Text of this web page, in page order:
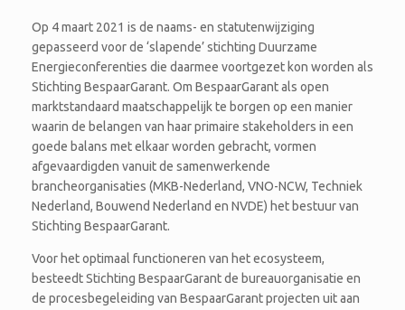
Op 4 maart 2021 is de naams- en statutenwijziging
gepasseerd voor de ‘slapende’ stichting Duurzame
Energieconferenties die daarmee voortgezet kon worden als
Stichting BespaarGarant. Om BespaarGarant als open
marktstandaard maatschappelijk te borgen op een manier
waarin de belangen van haar primaire stakeholders in een
goede balans met elkaar worden gebracht, vormen
afgevaardigden vanuit de samenwerkende
brancheorganisaties (MKB-Nederland, VNO-NCW, Techniek
Nederland, Bouwend Nederland en NVDE) het bestuur van
Stichting BespaarGarant.
Voor het optimaal functioneren van het ecosysteem,
besteedt Stichting BespaarGarant de bureauorganisatie en
de procesbegeleiding van BespaarGarant projecten uit aan